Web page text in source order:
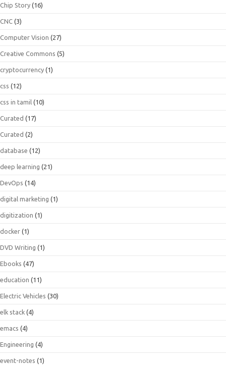
Chip Story (16)
CNC (3)
Computer Vision (27)
Creative Commons (5)
cryptocurrency (1)
css (12)
css in tamil (10)
Curated (17)
Curated (2)
database (12)
deep learning (21)
DevOps (14)
digital marketing (1)
digitization (1)
docker (1)
DVD Writing (1)
Ebooks (47)
education (11)
Electric Vehicles (30)
elk stack (4)
emacs (4)
Engineering (4)
event-notes (1)